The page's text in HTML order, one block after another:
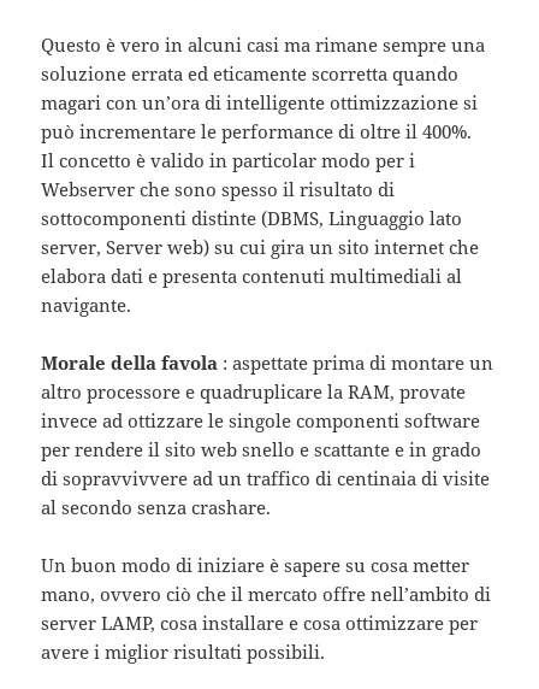
Questo è vero in alcuni casi ma rimane sempre una
soluzione errata ed eticamente scorretta quando
magari con un’ora di intelligente ottimizzazione si
può incrementare le performance di oltre il 400%.
Il concetto è valido in particolar modo per i
Webserver che sono spesso il risultato di
sottocomponenti distinte (DBMS, Linguaggio lato
server, Server web) su cui gira un sito internet che
elabora dati e presenta contenuti multimediali al
navigante.
Morale della favola : aspettate prima di montare un
altro processore e quadruplicare la RAM, provate
invece ad ottizzare le singole componenti software
per rendere il sito web snello e scattante e in grado
di sopravvivvere ad un traffico di centinaia di visite
al secondo senza crashare.
Un buon modo di iniziare è sapere su cosa metter
mano, ovvero ciò che il mercato offre nell’ambito di
server LAMP, cosa installare e cosa ottimizzare per
avere i miglior risultati possibili.